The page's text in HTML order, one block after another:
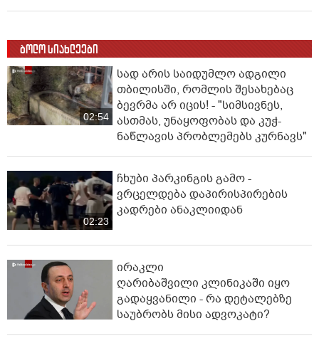
ბოლო სიახლეები
02:54
სად არის საიდუმლო ადგილი
თბილისში, რომლის შესახებაც
ბევრმა არ იცის! - "სიმსივნეს,
ასთმას, უნაყოფობას და კუჭ-
ნაწლავის პრობლემებს კურნავს"
02:23
ჩხუბი პარკინგის გამო -
ვრცელდება დაპირისპირების
კადრები ანაკლიიდან
ირაკლი
ღარიბაშვილი კლინიკაში იყო
გადაყვანილი - რა დეტალებზე
საუბრობს მისი ადვოკატი?